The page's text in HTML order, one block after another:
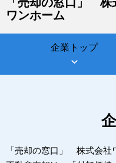
ワンホーム
企業トップ
「売却の窓口」 株式会社